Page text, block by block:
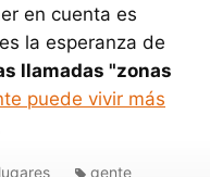
en cuenta es
la esperanza de
llamadas "zonas
puede vivir más
lugares gente